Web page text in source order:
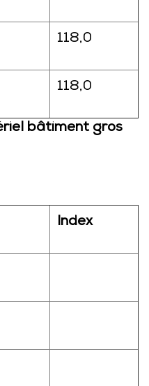
118,0
118,0
bâtiment gros
Index